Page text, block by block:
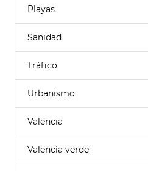
Playas
Sanidad
Tráfico
Urbanismo
Valencia
Valencia verde